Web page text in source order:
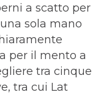
a scatto per
sola mano
per il mento a
tra cinque
tra cui Lat